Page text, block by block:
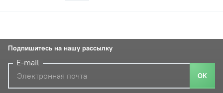
Подпишитесь на нашу рассылку
E-mail
ОК